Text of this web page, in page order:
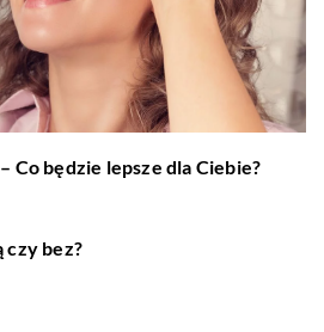
Co będzie lepsze dla Ciebie?
czy bez?